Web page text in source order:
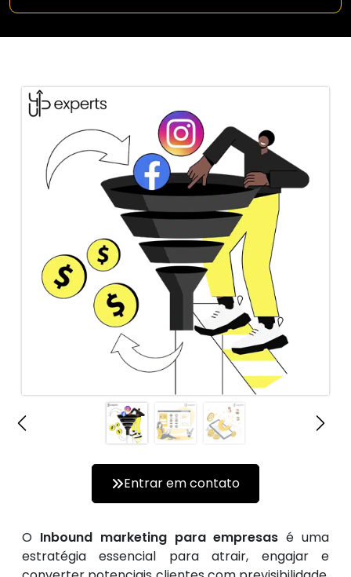
O Inbound marketing para empresas é uma
estratégia essencial para atrair, engajar e
Entrar em contato